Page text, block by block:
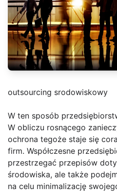
outsourcing srodowiskowy
W ten sposób
W obliczu rosnącego
ochrona tegoże staje się
firm. Współczesne
przestrzegać przepisów
środowiska, ale także
na celu minimalizację